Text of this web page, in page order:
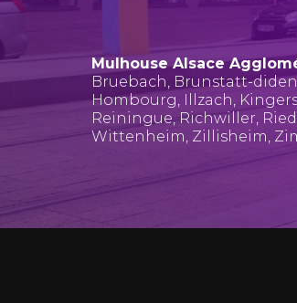
Mulhouse Alsace
Bruebach, Brunstatt-
Hombourg, Illzach,
Reiningue, Richwiller,
Wittenheim, Zillisheim,